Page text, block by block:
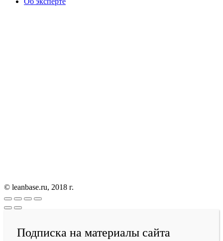
© leanbase.ru, 2018 г.
Подписка на материалы сайта